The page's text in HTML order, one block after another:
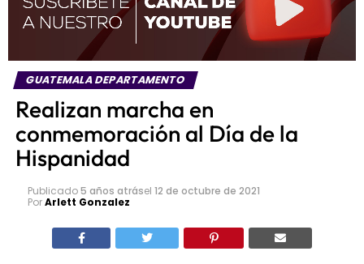
GUATEMALA DEPARTAMENTO
Realizan marcha en
conmemoración al Día de la
Hispanidad
Publicado5 años atrásel 12 de octubre de 2021
PorArlett Gonzalez